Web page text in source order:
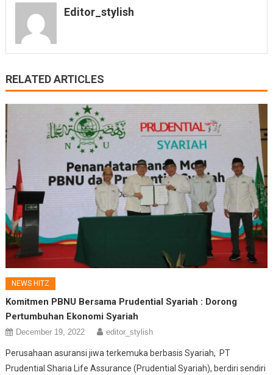
Editor_stylish
RELATED ARTICLES
NEWS HITZ
Komitmen PBNU Bersama Prudential Syariah : Dorong
Pertumbuhan Ekonomi Syariah
December 19, 2022 editor_stylish
Perusahaan asuransi jiwa terkemuka berbasis Syariah, PT
Prudential Sharia Life Assurance (Prudential Syariah), berdiri sendiri